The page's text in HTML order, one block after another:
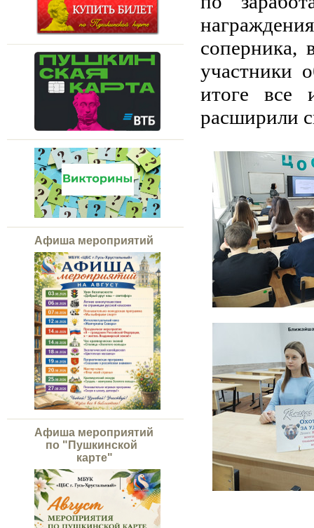
Афиша мероприятий
Афиша мероприятий
по "Пушкинской
карте"
участники
итоге все
расширили